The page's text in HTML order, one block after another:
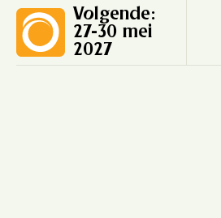
Volgende:
27-30 mei
2027